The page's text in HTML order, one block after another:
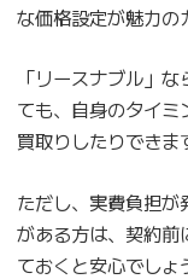
な価格設定が魅力の
「リースナブル」
ても、自身のタイミ
買取りしたりできま
ただし、実費負担
がある方は、契約前
ておくと安心でしょ